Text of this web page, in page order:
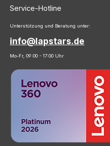
Service-Hotline
Unterstützung und Beratung unter:
info@lapstars.de
Mo-Fr, 09:00 - 17:00 Uhr